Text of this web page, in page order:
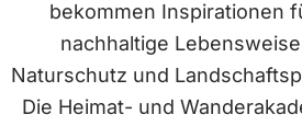
bekommen Inspirationen
nachhaltige
Naturschutz und
Die Heimat- und